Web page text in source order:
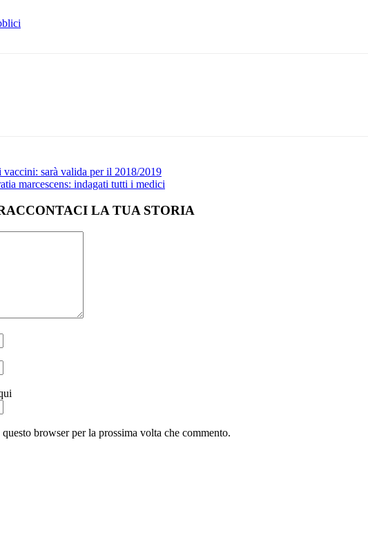
sarà valida per il 2018/2019
marcescens: indagati tutti i medici
LA TUA STORIA
browser per la prossima volta che commento.